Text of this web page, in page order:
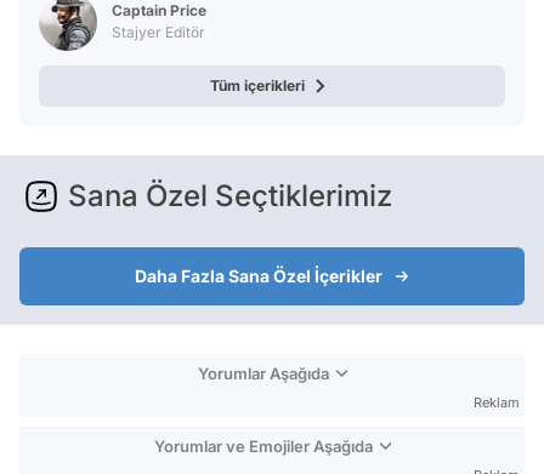
Captain Price
Stajyer Editör
Tüm içerikleri
Sana Özel Seçtiklerimiz
Daha Fazla Sana Özel İçerikler
Yorumlar Aşağıda
Reklam
Yorumlar ve Emojiler Aşağıda